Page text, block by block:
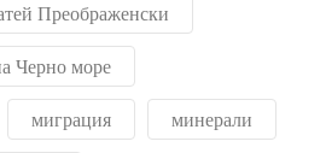
Преображенски
Черно море
миграция минерали